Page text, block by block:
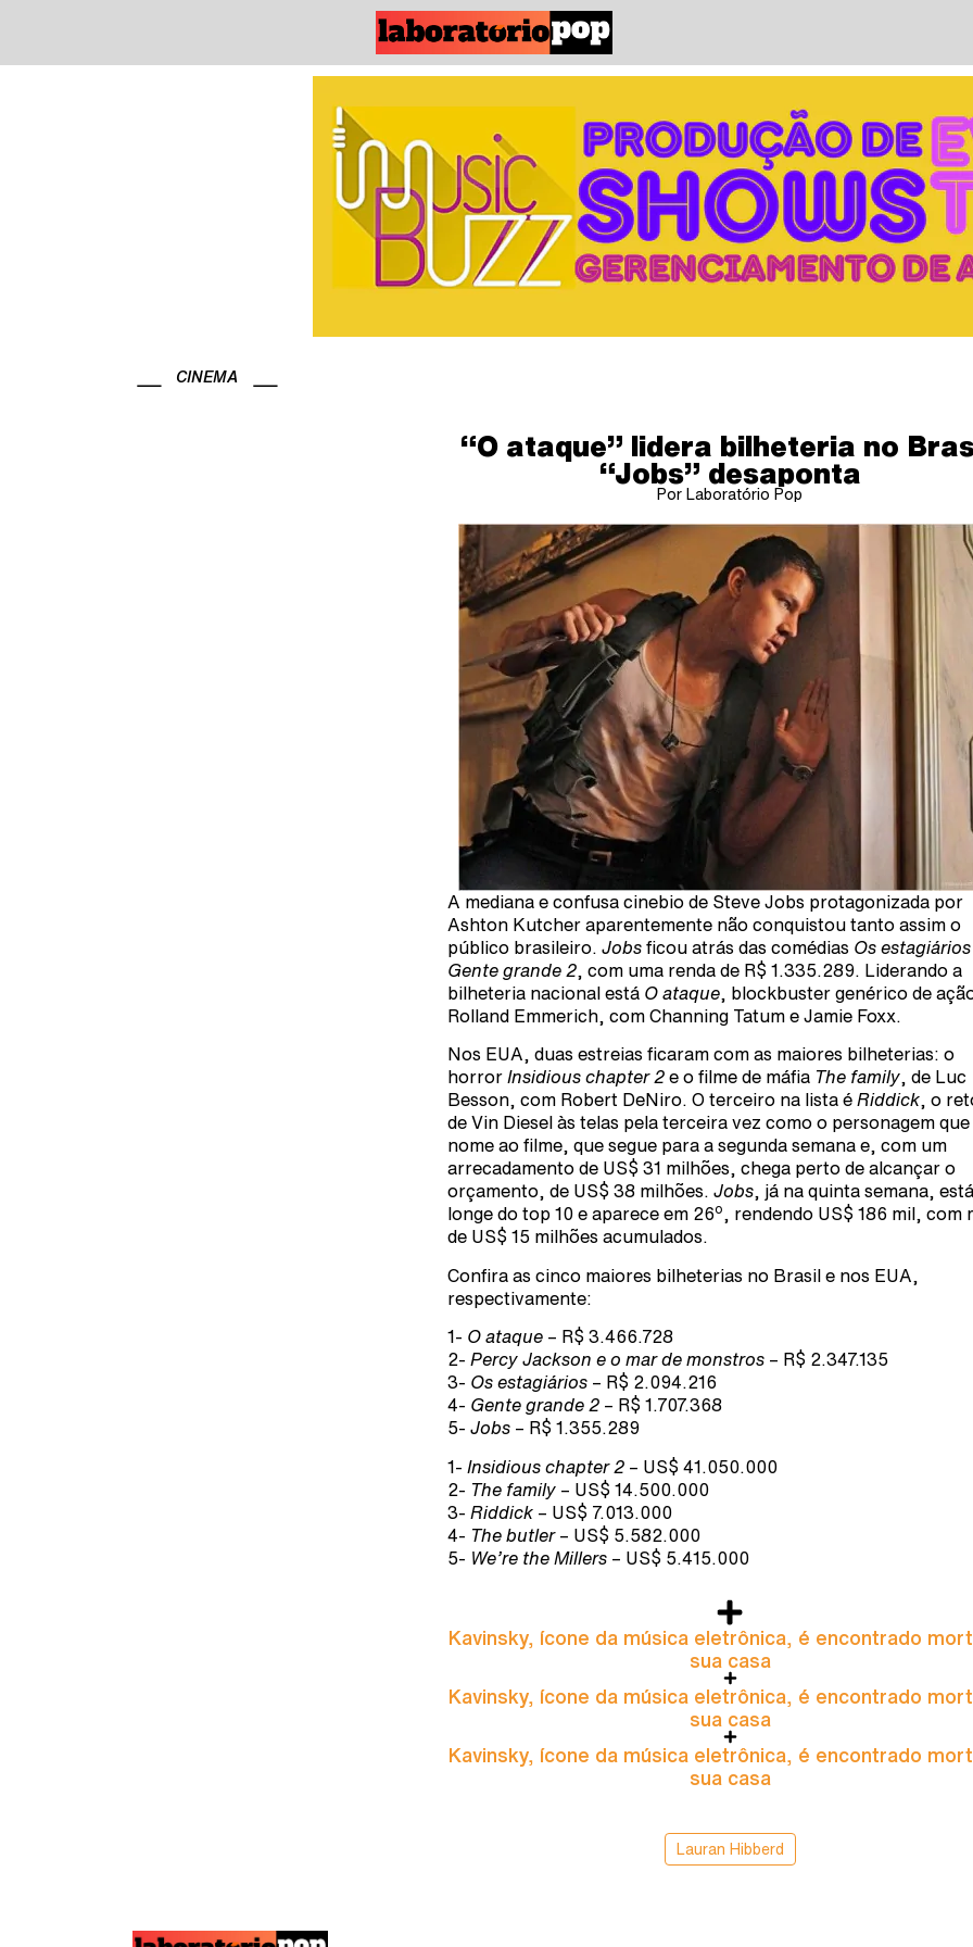
CINEMA
“O ataque” lidera bilheteria no
“Jobs” desaponta
Por Laboratório Pop
A mediana e confusa cinebio de Steve Jobs protagonizada por
Ashton Kutcher aparentemente não conquistou tanto assim o
público brasileiro. Jobs ficou atrás das comédias Os
Gente grande 2 , com uma renda de R$ 1.335.289. Liderando a
bilheteria nacional está O ataque , blockbuster genérico de
Rolland Emmerich, com Channing Tatum e Jamie Foxx.
Nos EUA, duas estreias ficaram com as maiores bilheterias: o
horror Insidious chapter 2 e o filme de máfia The family , de Luc
Besson, com Robert DeNiro. O terceiro na lista é Riddick , o
de Vin Diesel às telas pela terceira vez como o personagem que
nome ao filme, que segue para a segunda semana e, com um
arrecadamento de US$ 31 milhões, chega perto de alcançar o
orçamento, de US$ 38 milhões. Jobs , já na quinta semana, está
longe do top 10 e aparece em 26o
, rendendo US$ 186 mil, com
de US$ 15 milhões acumulados.
Confira as cinco maiores bilheterias no Brasil e nos EUA,
respectivamente:
1- O ataque – R$ 3.466.728
2- Percy Jackson e o mar de monstros – R$ 2.347.135
3- Os estagiários – R$ 2.094.216
4- Gente grande 2 – R$ 1.707.368
5- Jobs – R$ 1.355.289
1- Insidious chapter 2 – US$ 41.050.000
2- The family – US$ 14.500.000
3- Riddick – US$ 7.013.000
4- The butler – US$ 5.582.000
5- We’re the Millers – US$ 5.415.000
Kavinsky, ícone da música eletrônica, é encontrado
sua casa
Kavinsky, ícone da música eletrônica, é encontrado
sua casa
Kavinsky, ícone da música eletrônica, é encontrado
sua casa
Lauran Hibberd